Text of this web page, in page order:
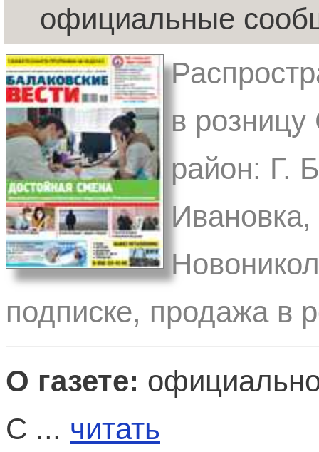
официальные
в розницу
район: Г.
подписке, продажа в
О газете:
С ... читать